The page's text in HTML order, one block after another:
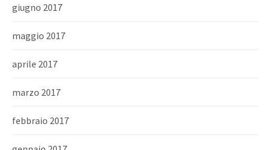
giugno 2017
maggio 2017
aprile 2017
marzo 2017
febbraio 2017